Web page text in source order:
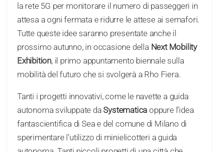
la rete 5G per monitorare il numero di passeggeri in
attesa a ogni fermata e ridurre le attese ai semafori.
Tutte queste idee saranno presentate anche il
prossimo autunno, in occasione della Next Mobility
Exhibition, il primo appuntamento biennale sulla
mobilità del futuro che si svolgerà a Rho Fiera.
Tanti i progetti innovativi, come le navette a guida
autonoma sviluppate daSystematica oppure l’idea
fantascientifica di Sea e del comune di Milano di
sperimentare l’utilizzo di minielicotteri a guida